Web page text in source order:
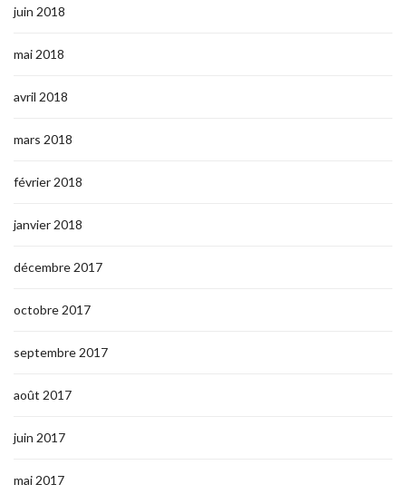
juin 2018
mai 2018
avril 2018
mars 2018
février 2018
janvier 2018
décembre 2017
octobre 2017
septembre 2017
août 2017
juin 2017
mai 2017